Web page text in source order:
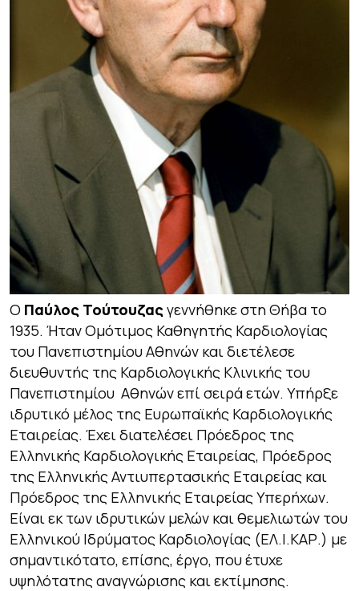
Ο Παύλος Τούτουζας γεννήθηκε στη Θήβα το
1935. Ήταν Οµότιµος Καθηγητής Καρδιολογίας
του Πανεπιστημίου Αθηνών και διετέλεσε
διευθυντής της Καρδιολογικής Κλινικής του
Πανεπιστημίου Αθηνών επί σειρά ετών. Υπήρξε
ιδρυτικό µέλος της Ευρωπαϊκής Καρδιολογικής
Εταιρείας. Έχει διατελέσει Πρόεδρος της
Ελληνικής Καρδιολογικής Εταιρείας, Πρόεδρος
της Ελληνικής Αντιυπερτασικής Εταιρείας και
Πρόεδρος της Ελληνικής Εταιρείας Υπερήχων.
Είναι εκ των ιδρυτικών µελών και θεμελιωτών του
Ελληνικού Ιδρύματος Καρδιολογίας (ΕΛ.Ι.ΚΑΡ.) με
σημαντικότατο, επίσης, έργο, που έτυχε
υψηλότατης αναγνώρισης και εκτίμησης.